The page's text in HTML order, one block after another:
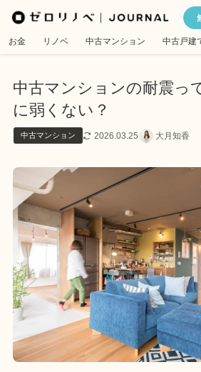
お金 リノベ 中古マンション 中古戸建
中古マンションの耐震っ
に弱くない？
中古マンション 2026.03.25 大月知香